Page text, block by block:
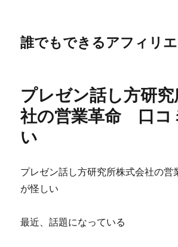
誰でもできるアフィリ
プレゼン話し方研
社の営業革命 口コ
い
プレゼン話し方研究所株式会社の
が怪しい
最近、話題になっている